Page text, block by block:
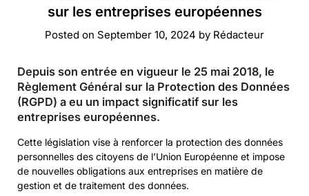
sur les entreprises européennes
Posted on September 10, 2024 by Rédacteur
Depuis son entrée en vigueur le 25 mai 2018, le
Règlement Général sur la Protection des Données
(RGPD) a eu un impact significatif sur les
entreprises européennes.
Cette législation vise à renforcer la protection des données
personnelles des citoyens de l’Union Européenne et impose
de nouvelles obligations aux entreprises en matière de
gestion et de traitement des données.